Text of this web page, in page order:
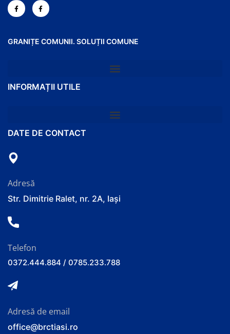
GRANIȚE COMUNII. SOLUȚII COMUNE
INFORMAȚII UTILE
DATE DE CONTACT
Adresă
Str. Dimitrie Ralet, nr. 2A, Iași
Telefon
0372.444.884 / 0785.233.788
Adresă de email
office@brctiasi.ro